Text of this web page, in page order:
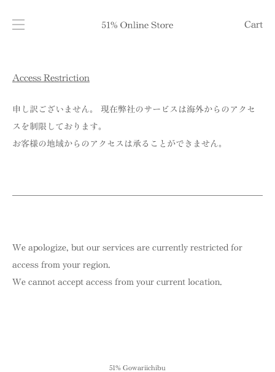
Cart
Access Restriction
申し訳ございません。 現在弊社のサービスは海外からのアクセ
スを制限しております。
お客様の地域からのアクセスは承ることができません。
We apologize, but our services are currently restricted for
access from your region.
We cannot accept access from your current location.
51% Gowariichibu